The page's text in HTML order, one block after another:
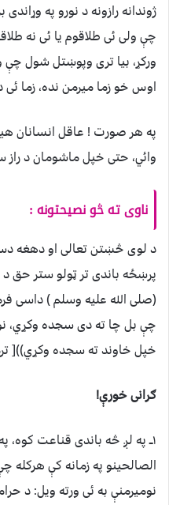
ژوندانه رازونه د نورو په
چې ولی ئی طلاقوم یا ئی نه
ورکړ، بیا تری وپوښتل شول چې
اوس خو زما میرمن نده، زما
په هر صورت ! عاقل انسانان
وائي، حتی خپل ماشومان د
ناوی ته څو نصيحتونه :
د لوی څښتن تعالی او دهغه
پرښځه باندی تر ټولو ستر حق
(صلی الله علیه وسلم ) داسی
چې بل چا ته دی سجده وکړي،
خپل خاوند ته سجده وکړي))[
ګرانی خورې!
۱ــ په لږ څه باندی قناعت کوه،
الصالحینو په زمانه کې هرکله
نومیرمنې به ئی ورته ویل: د